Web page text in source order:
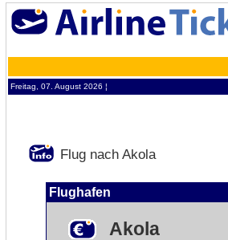
Freitag, 07. August 2026 ¦
Flug nach Akola
Flughafen
Akola